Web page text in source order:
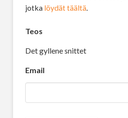
jotka löydät täältä.
Teos
Det gyllene snittet
Email